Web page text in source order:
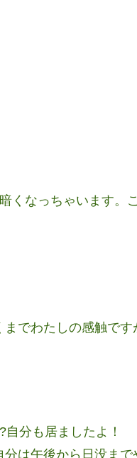
くなっちゃいます。
でわたしの感触です
分も居ましたよ！
は午後から日没ま